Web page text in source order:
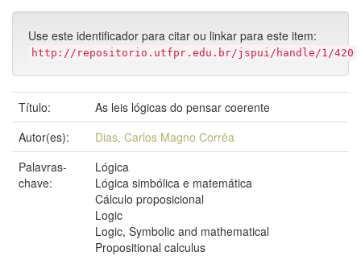
Use este identificador para citar ou linkar para este item:
http://repositorio.utfpr.edu.br/jspui/handle/1/420
Título:
As leis lógicas do pensar coerente
Autor(es):
Dias, Carlos Magno Corrêa
Palavras-
chave:
Lógica
Lógica simbólica e matemática
Cálculo proposicional
Logic
Logic, Symbolic and mathematical
Propositional calculus